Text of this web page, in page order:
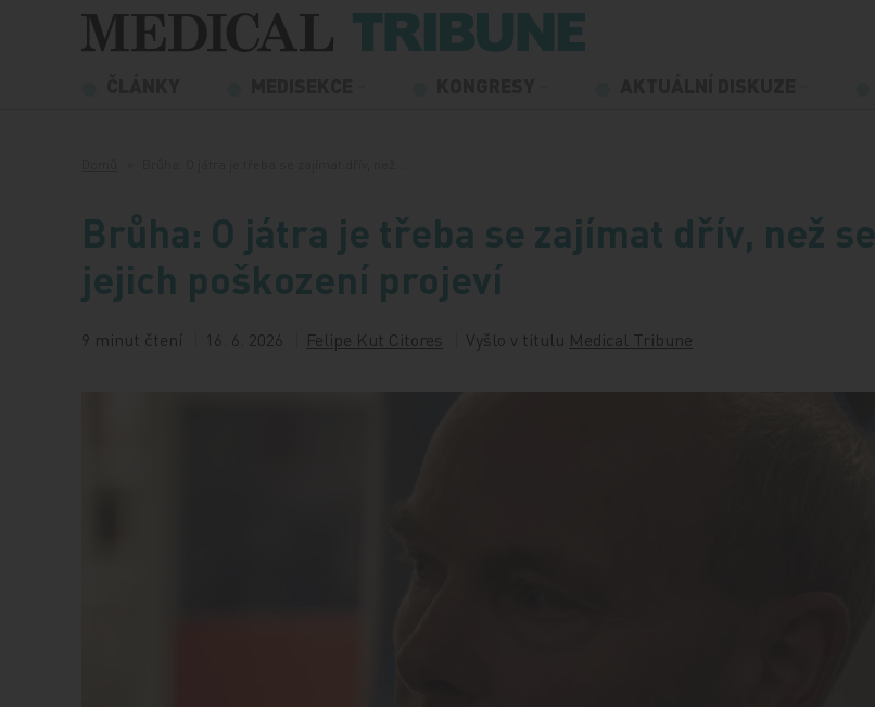
Přeskočit na obsah
Brůha: O játra je třeba se zajímat dřív, než se
jejich poškození projeví
9 minut čtení 16. 6. 2026 Felipe Kut Citores Vyšlo v titulu Medical Tribune